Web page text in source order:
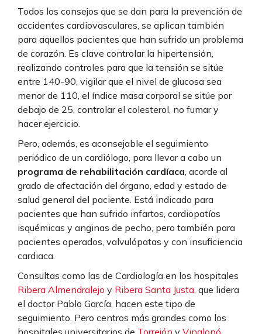
Todos los consejos que se dan para la prevención de
accidentes cardiovasculares, se aplican también
para aquellos pacientes que han sufrido un problema
de corazón. Es clave controlar la hipertensión,
realizando controles para que la tensión se sitúe
entre 140-90, vigilar que el nivel de glucosa sea
menor de 110, el índice masa corporal se sitúe por
debajo de 25, controlar el colesterol, no fumar y
hacer ejercicio.
Pero, además, es aconsejable el seguimiento
periódico de un cardiólogo, para llevar a cabo un
programa de rehabilitación cardíaca, acorde al
grado de afectación del órgano, edad y estado de
salud general del paciente. Está indicado para
pacientes que han sufrido infartos, cardiopatías
isquémicas y anginas de pecho, pero también para
pacientes operados, valvulópatas y con insuficiencia
cardiaca.
Consultas como las de Cardiología en los hospitales
Ribera Almendralejo y Ribera Santa Justa, que lidera
el doctor Pablo García, hacen este tipo de
seguimiento. Pero centros más grandes como los